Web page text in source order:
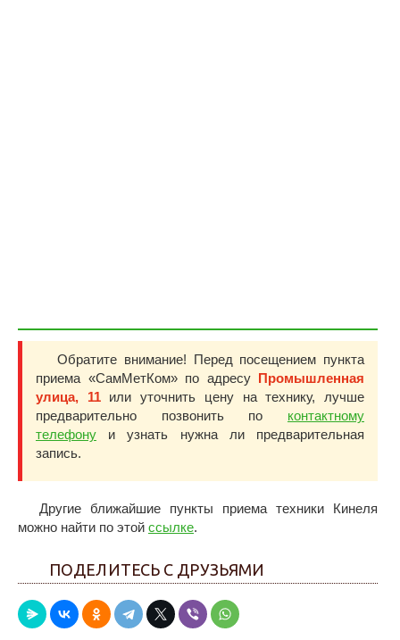
Обратите внимание! Перед посещением пункта
приема «СамМетКом» по адресу Промышленная
улица, 11или уточнить цену на технику, лучше
предварительно позвонить по контактному
телефону и узнать нужна ли предварительная
запись.
Другие ближайшие пункты приема техники Кинеля
можно найти по этой ссылке.
ПОДЕЛИТЕСЬ С ДРУЗЬЯМИ